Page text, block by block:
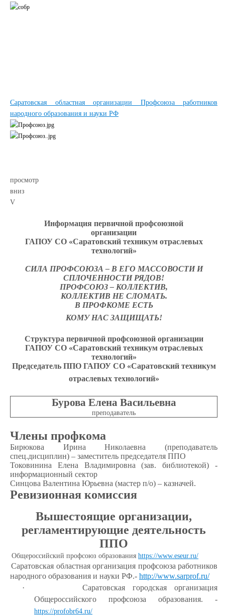
Саратовская областная организации Профсоюза работников
народного образования и науки РФ
просмотр
вниз
V
Информация первичной профсоюзной
организации
ГАПОУ СО «Саратовский техникум отраслевых
технологий»
СИЛА ПРОФСОЮЗА – В ЕГО МАССОВОСТИ И
СПЛОЧЕННОСТИ РЯДОВ!
ПРОФСОЮЗ – КОЛЛЕКТИВ,
КОЛЛЕКТИВ НЕ СЛОМАТЬ.
В ПРОФКОМЕ ЕСТЬ
КОМУ НАС ЗАЩИЩАТЬ!
Структура первичной профсоюзной организации
ГАПОУ СО «Саратовский техникум отраслевых
технологий»
Председатель ППО ГАПОУ СО «Саратовский техникум
отраслевых технологий»
Бурова Елена Васильевна
преподаватель
Члены профкома
Бирюкова Ирина Николаевна (преподаватель
спец.дисциплин) – заместитель председателя ППО
Токовинина Елена Владимировна (зав. библиотекой) -
информационный сектор
Синцова Валентина Юрьевна (мастер п/о) – казначей.
Ревизионная комиссия
Вышестоящие организации,
регламентирующие деятельность
ППО
Общероссийский профсоюз образования https://www.eseur.ru/
Саратовская областная организация профсоюза работников
народного образования и науки РФ.- http://www.sarprof.ru/
·
Саратовская городская организация
Общероссийского профсоюза образования. -
https://profobr64.ru/